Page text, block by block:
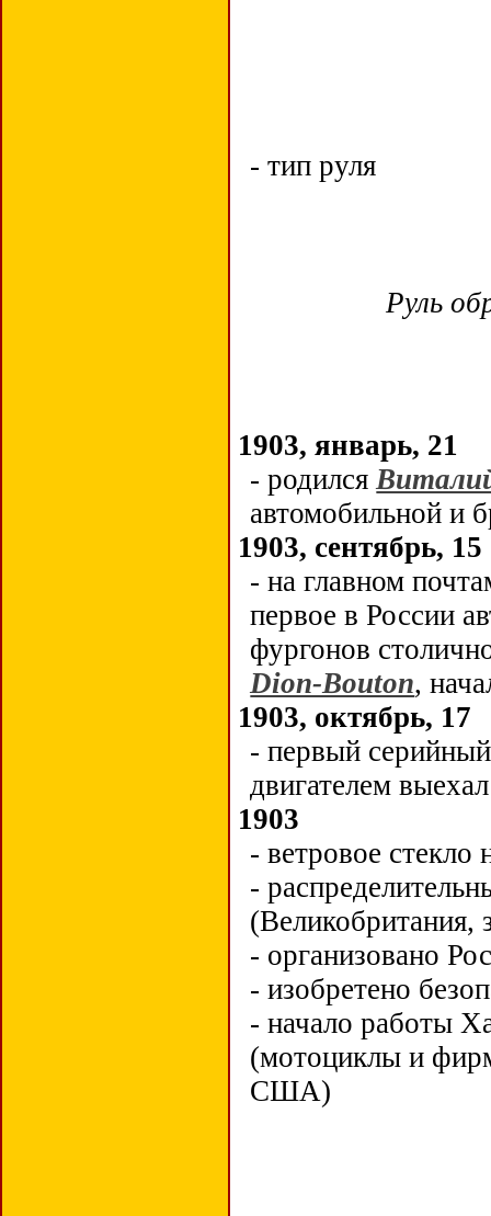
- тип руля
Руль
1903, январь, 21
- родился
автомобильной и
1903, сентябрь, 15
- на главном
первое в России
фургонов
Dion-Bouton,
1903, октябрь, 17
- первый
двигателем
1903
- ветровое стекло
-
(Великобритания,
- организовано
- изобретено
- начало работы
(мотоциклы и
США)